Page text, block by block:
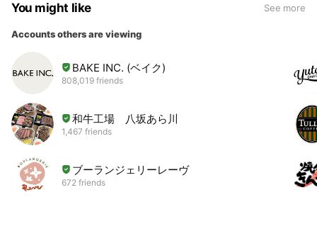
You might like See more
Accounts others are viewing
BAKE INC. (ベイク)
808,019 friends
和牛工場 八坂あら川
1,467 friends
ブーランジェリーレーヴ
672 friends